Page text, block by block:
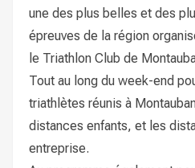
une des plus belles et des
épreuves de la région
le Triathlon Club de
Tout au long du week-end
triathlètes réunis à
distances enfants, et les
entreprise.